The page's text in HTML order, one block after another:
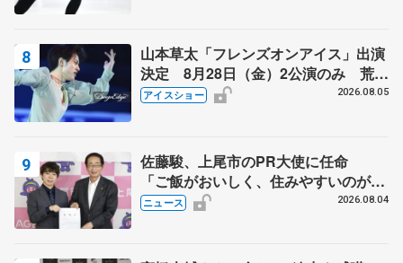
山本草太「フレンズオンアイス」出演
決定 8月28日（金）2公演のみ 荒川
静香さんプロデュース、20周年のアイ
アイスショー 2026.08.05
佐藤駿、上尾市のPR大使に任命
「ご飯がおいしく、住みやすいのが魅
力」
ニュース 2026.08.04